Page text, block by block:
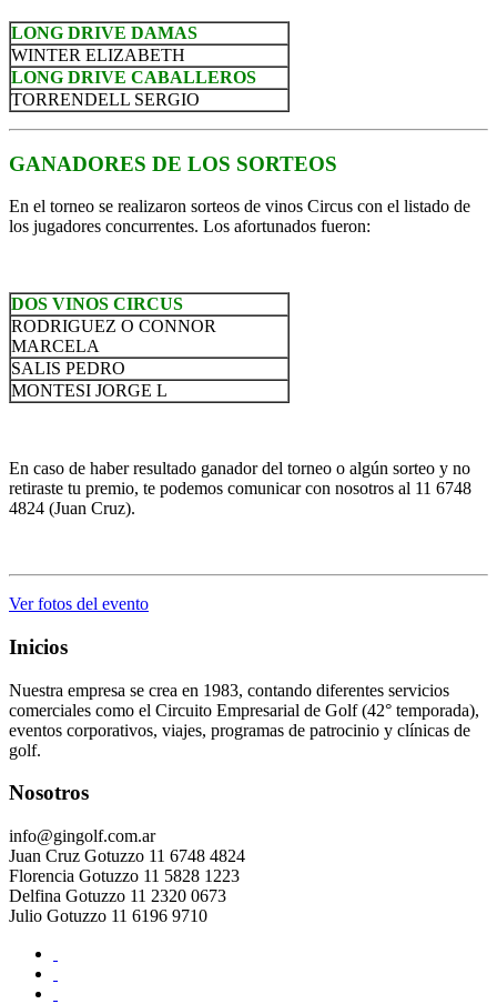
LONG DRIVE DAMAS
WINTER ELIZABETH
LONG DRIVE CABALLEROS
TORRENDELL SERGIO
GANADORES DE LOS SORTEOS
En el torneo se realizaron sorteos de vinos Circus con el listado de
los jugadores concurrentes. Los afortunados fueron:
DOS VINOS CIRCUS
RODRIGUEZ O CONNOR
MARCELA
SALIS PEDRO
MONTESI JORGE L
En caso de haber resultado ganador del torneo o algún sorteo y no
retiraste tu premio, te podemos comunicar con nosotros al 11 6748
4824 (Juan Cruz).
Ver fotos del evento
Inicios
Nuestra empresa se crea en 1983, contando diferentes servicios
comerciales como el Circuito Empresarial de Golf (42° temporada),
eventos corporativos, viajes, programas de patrocinio y clínicas de
golf.
Nosotros
info@gingolf.com.ar
Juan Cruz Gotuzzo 11 6748 4824
Florencia Gotuzzo 11 5828 1223
Delfina Gotuzzo 11 2320 0673
Julio Gotuzzo 11 6196 9710